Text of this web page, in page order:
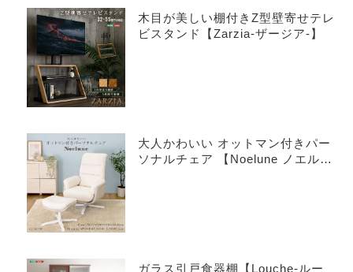
木目が美しい棚付きZ型壁寄せテレ
ビスタンド【Zarzia-ザージア-】
大人かわいい オットマン付きパー
ソナルチェア 【Noelune ノエル
ガラス引戸食器棚【Louche-ルー